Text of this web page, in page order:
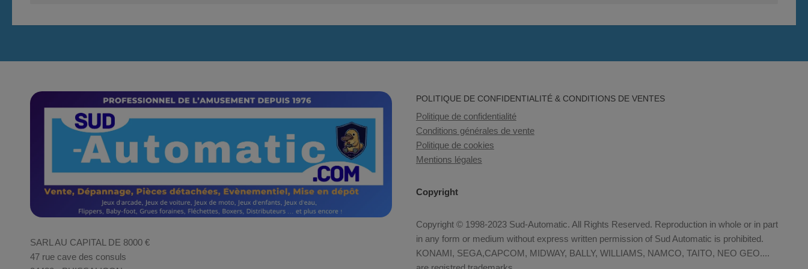
SARL AU CAPITAL DE 8000 €
47 rue cave des consuls
POLITIQUE DE CONFIDENTIALITÉ & CONDITIONS DE VENTES
Politique de confidentialité
Conditions générales de vente
Politique de cookies
Mentions légales
Copyright
Copyright © 1998-2023 Sud-Automatic. All Rights Reserved. Reproduction in whole or in part
in any form or medium without express written permission of Sud Automatic is prohibited.
KONAMI, SEGA,CAPCOM, MIDWAY, BALLY, WILLIAMS, NAMCO, TAITO, NEO GEO....